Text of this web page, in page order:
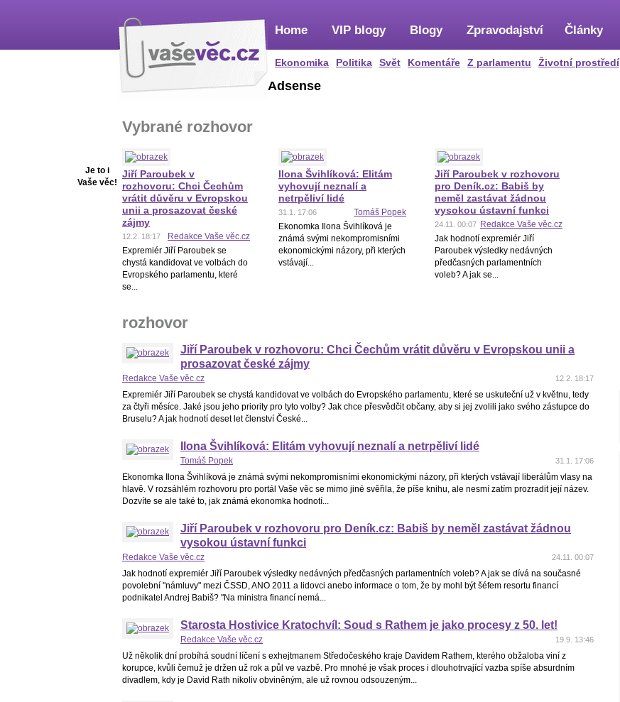
Home
Ekonomika Politika Svět Komentáře Z parlamentu Životní prostředí
VIP blogy Blogy Zpravodajství Články
Je to i
Vaše věc!
Adsense
Vybrané rozhovor
Jiří Paroubek v
rozhovoru: Chci Čechům
vrátit důvěru v Evropskou
unii a prosazovat české
zájmy
12.2. 18:17
Redakce Vaše věc.cz
Expremiér Jiří Paroubek se
chystá kandidovat ve volbách do
Evropského parlamentu, které
se...
Ilona Švihlíková: Elitám
vyhovují neznalí a
netrpěliví lidé
31.1. 17:06
Tomáš Popek
Ekonomka Ilona Švihlíková je
známá svými nekompromisními
ekonomickými názory, při kterých
vstávají...
Jiří Paroubek v rozhovoru
pro Deník.cz: Babiš by
neměl zastávat žádnou
vysokou ústavní funkci
24.11. 00:07 Redakce Vaše věc.cz
Jak hodnotí expremiér Jiří
Paroubek výsledky nedávných
předčasných parlamentních
voleb? A jak se...
rozhovor
Jiří Paroubek v rozhovoru: Chci Čechům vrátit důvěru v Evropskou unii a
prosazovat české zájmy
12.2. 18:17
Redakce Vaše věc.cz
Expremiér Jiří Paroubek se chystá kandidovat ve volbách do Evropského parlamentu, které se uskuteční už v květnu, tedy
za čtyři měsíce. Jaké jsou jeho priority pro tyto volby? Jak chce přesvědčit občany, aby si jej zvolili jako svého zástupce do
Bruselu? A jak hodnotí deset let členství České...
Ilona Švihlíková: Elitám vyhovují neznalí a netrpěliví lidé
31.1. 17:06
Tomáš Popek
Ekonomka Ilona Švihlíková je známá svými nekompromisními ekonomickými názory, při kterých vstávají liberálům vlasy na
hlavě. V rozsáhlém rozhovoru pro portál Vaše věc se mimo jiné svěřila, že píše knihu, ale nesmí zatím prozradit její název.
Dozvíte se ale také to, jak známá ekonomka hodnotí...
Jiří Paroubek v rozhovoru pro Deník.cz: Babiš by neměl zastávat žádnou
vysokou ústavní funkci
24.11. 00:07
Redakce Vaše věc.cz
Jak hodnotí expremiér Jiří Paroubek výsledky nedávných předčasných parlamentních voleb? A jak se dívá na současné
povolební "námluvy" mezi ČSSD, ANO 2011 a lidovci anebo informace o tom, že by mohl být šéfem resortu financí
podnikatel Andrej Babiš? "Na ministra financí nemá...
Starosta Hostivice Kratochvíl: Soud s Rathem je jako procesy z 50. let!
19.9. 13:46
Redakce Vaše věc.cz
Už několik dní probíhá soudní líčení s exhejtmanem Středočeského kraje Davidem Rathem, kterého obžaloba viní z
korupce, kvůli čemuž je držen už rok a půl ve vazbě. Pro mnohé je však proces i dlouhotrvající vazba spíše absurdním
divadlem, kdy je David Rath nikoliv obviněným, ale už rovnou odsouzeným...